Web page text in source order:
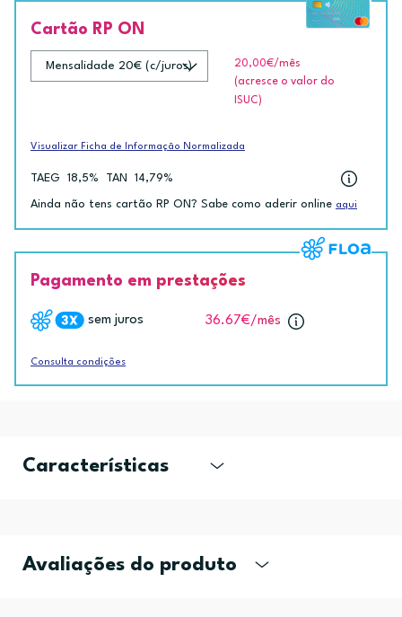
Cartão RP ON
20,00€/mês
(acresce o valor do
ISUC)
Visualizar Ficha de Informação Normalizada
TAEG 18,5% TAN 14,79%
Ainda não tens cartão RP ON? Sabe como aderir online aqui
Pagamento em prestações
sem juros 36.67€/mês
Consulta condições
Características
Avaliações do produto